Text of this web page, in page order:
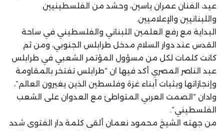
عيد، الفنان عمران ياسين، وحشد من الفلسطينيين
واللبنانيين والإعلاميين.
البداية مع رفع العلمين اللبناني والفلسطيني في ساحة
القدس عند دوار السلام مدخل طرابلس الجنوبي، ومن ثم
كانت كلمات لكل من مسؤول المؤتمر الشعبي في طرابلس
عبد الناصر المصري أكد فيها ان “طرابلس تفتخر بالمقاومة
وإنجازاتها وبثبات أبناء غزة وفلسطين الذين يغيرون العالم”،
وادان “الصمت العربي المتواطئ مع العدوان على الشعب
الفلسطيني”.
من جهته الشيخ محمود نعمان ألقى كلمة دار الفتوى شدد